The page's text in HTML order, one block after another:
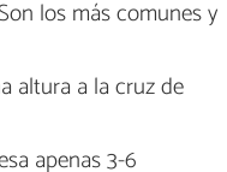
los más comunes y
altura a la cruz de
apenas 3-6